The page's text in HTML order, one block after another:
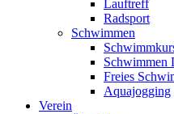
Lauftreff
Radsport
Schwimmen
Schwimmen
Freies
Aquajogging
Verein